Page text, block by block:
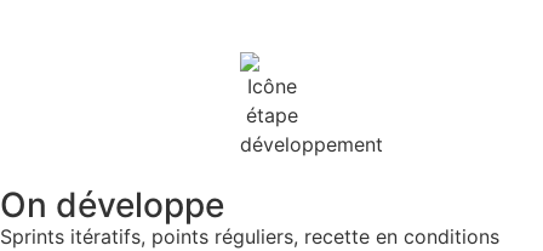
On développe
Sprints itératifs, points réguliers, recette en conditions